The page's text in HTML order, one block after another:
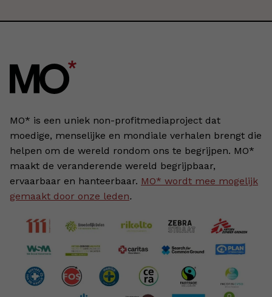
MO* is een uniek non-profitmediaproject dat
moedige, menselijke en mondiale verhalen brengt die
helpen om de wereld rondom ons te begrijpen. MO*
maakt de veranderende wereld begrijpbaar,
ervaarbaar en hanteerbaar. MO* wordt mee mogelijk
gemaakt door onze leden.